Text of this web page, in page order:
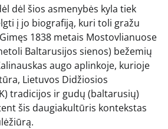
dėl šios asmenybės kyla tiek
į jo biografiją, kuri toli gražu
1838 metais Mostovlianuose
Baltarusijos sienos) bežemių
augo aplinkoje, kurioje
Lietuvos Didžiosios
tradicijos ir gudų (baltarusių)
šis daugiakultūris kontekstas